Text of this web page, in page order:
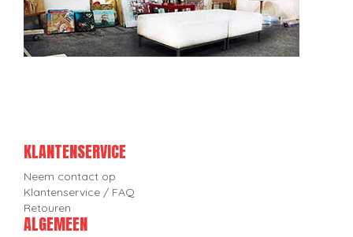
KLANTENSERVICE
Neem contact op
Klantenservice / FAQ
Retouren
ALGEMEEN